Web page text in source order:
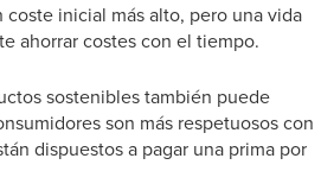
inicial más alto, pero una vida
ahorrar costes con el tiempo.
sostenibles también puede
son más respetuosos con
dispuestos a pagar una prima por